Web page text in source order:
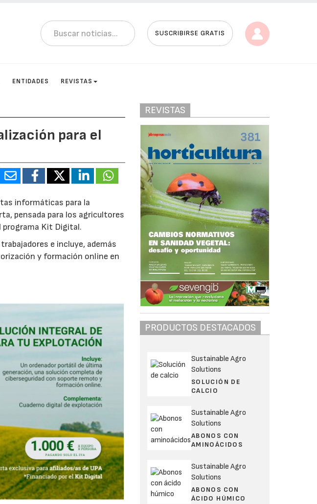
SUSCRIBIRSE GRATIS
ENTIDADES REVISTAS
para el
informáticas para la
pensada para los agricultores
programa Kit Digital.
e incluye, además
y formación online en
REVISTAS
PRODUCTOS DESTACADOS
Sustainable Agro
Solutions
SOLUCIÓN DE
CALCIO
Sustainable Agro
Solutions
ABONOS CON
AMINOÁCIDOS
Sustainable Agro
Solutions
ABONOS CON
ÁCIDO HÚMICO